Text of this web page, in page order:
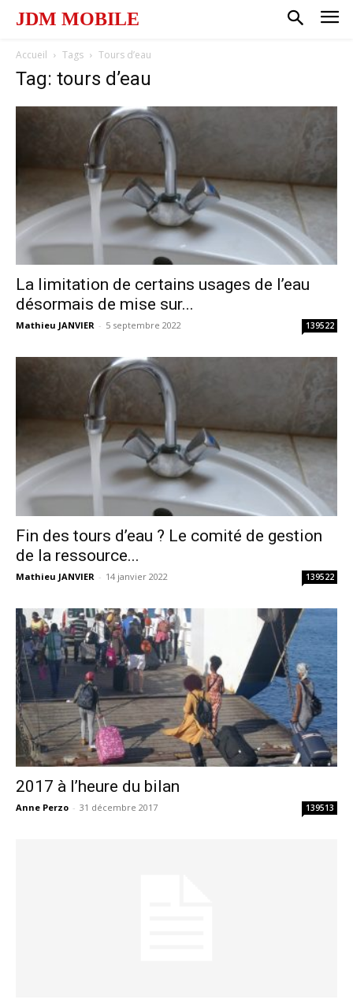
JDM MOBILE
Accueil Tags Tours d’eau
Tag: tours d’eau
La limitation de certains usages de l’eau
désormais de mise sur...
Mathieu JANVIER - 5 septembre 2022 139522
Fin des tours d’eau ? Le comité de gestion
de la ressource...
Mathieu JANVIER - 14 janvier 2022 139522
2017 à l’heure du bilan
Anne Perzo - 31 décembre 2017 139513